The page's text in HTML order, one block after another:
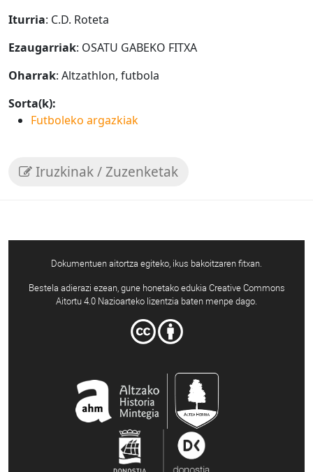
Iturria: C.D. Roteta
Ezaugarriak: OSATU GABEKO FITXA
Oharrak: Altzathlon, futbola
Sorta(k):
Futboleko argazkiak
Iruzkinak / Zuzenketak
Dokumentuen aitortza egiteko, ikus bakoitzaren fitxan.
Bestela adierazi ezean, gune honetako edukia Creative Commons
Aitortu 4.0 Nazioarteko lizentzia baten menpe dago.